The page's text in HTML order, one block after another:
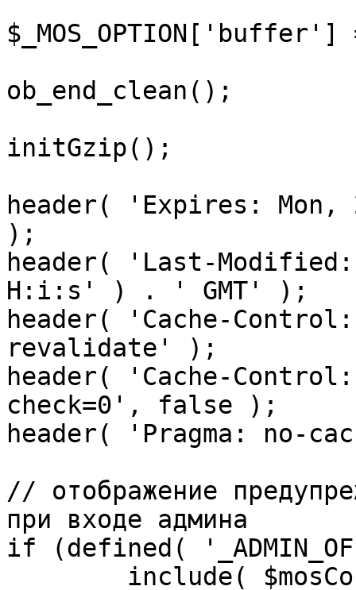
ob_end_clean();
initGzip();
header( 'Expires: Mon,
);
header( 'Last-
H:i:s' ) . ' GMT' );
header( 'Cache-
revalidate' );
header( 'Cache-
check=0', false );
header( 'Pragma: no-
// отображение
при входе админа
if (defined(